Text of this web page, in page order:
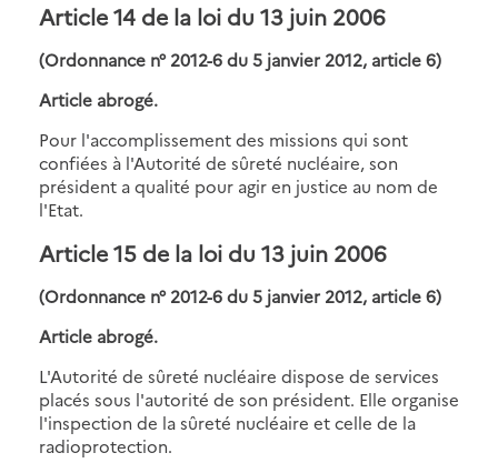
Article 14 de la loi du 13 juin 2006
(Ordonnance n° 2012-6 du 5 janvier 2012, article 6)
Article abrogé.
Pour l'accomplissement des missions qui sont
confiées à l'Autorité de sûreté nucléaire, son
président a qualité pour agir en justice au nom de
l'Etat.
Article 15 de la loi du 13 juin 2006
(Ordonnance n° 2012-6 du 5 janvier 2012, article 6)
Article abrogé.
L'Autorité de sûreté nucléaire dispose de services
placés sous l'autorité de son président. Elle organise
l'inspection de la sûreté nucléaire et celle de la
radioprotection.